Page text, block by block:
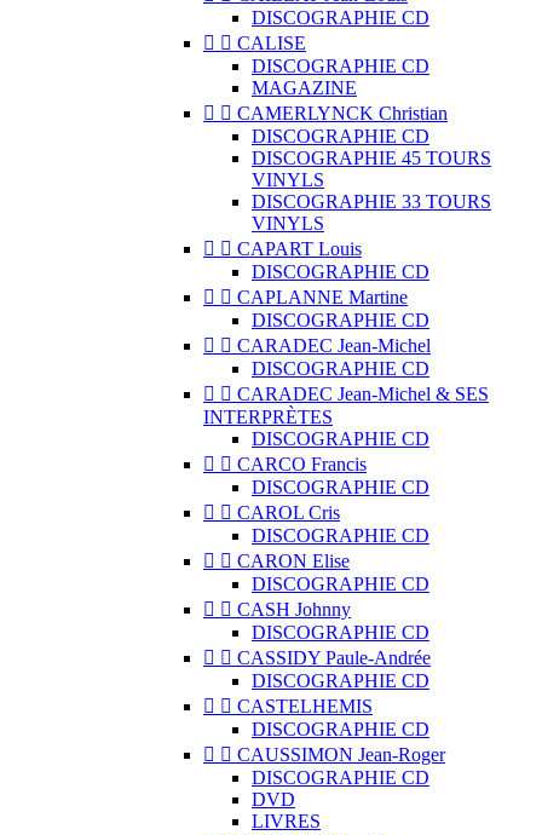
DISCOGRAPHIE CD
  CALISE
DISCOGRAPHIE CD
MAGAZINE
  CAMERLYNCK Christian
DISCOGRAPHIE CD
DISCOGRAPHIE 45 TOURS
VINYLS
DISCOGRAPHIE 33 TOURS
VINYLS
  CAPART Louis
DISCOGRAPHIE CD
  CAPLANNE Martine
DISCOGRAPHIE CD
  CARADEC Jean-Michel
DISCOGRAPHIE CD
  CARADEC Jean-Michel & SES
INTERPRÈTES
DISCOGRAPHIE CD
  CARCO Francis
DISCOGRAPHIE CD
  CAROL Cris
DISCOGRAPHIE CD
  CARON Elise
DISCOGRAPHIE CD
  CASH Johnny
DISCOGRAPHIE CD
  CASSIDY Paule-Andrée
DISCOGRAPHIE CD
  CASTELHEMIS
DISCOGRAPHIE CD
  CAUSSIMON Jean-Roger
DISCOGRAPHIE CD
DVD
LIVRES